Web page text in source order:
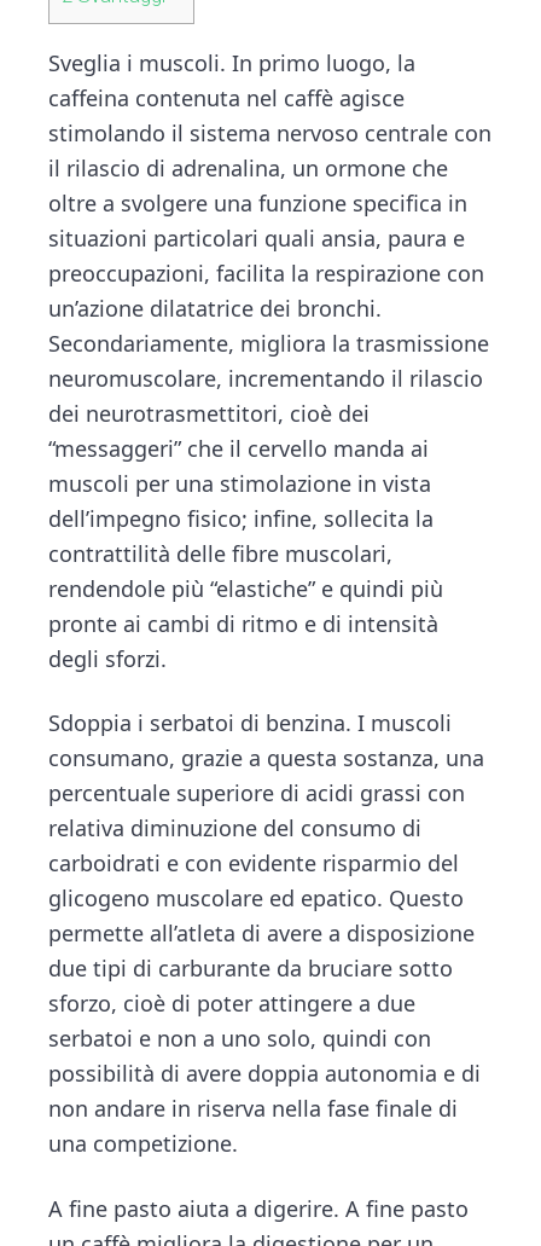
Sveglia i muscoli. In primo luogo, la
caffeina contenuta nel caffè agisce
stimolando il sistema nervoso centrale con
il rilascio di adrenalina, un ormone che
oltre a svolgere una funzione specifica in
situazioni particolari quali ansia, paura e
preoccupazioni, facilita la respirazione con
un’azione dilatatrice dei bronchi.
Secondariamente, migliora la trasmissione
neuromuscolare, incrementando il rilascio
dei neurotrasmettitori, cioè dei
“messaggeri” che il cervello manda ai
muscoli per una stimolazione in vista
dell’impegno fisico; infine, sollecita la
contrattilità delle fibre muscolari,
rendendole più “elastiche” e quindi più
pronte ai cambi di ritmo e di intensità
degli sforzi.
Sdoppia i serbatoi di benzina. I muscoli
consumano, grazie a questa sostanza, una
percentuale superiore di acidi grassi con
relativa diminuzione del consumo di
carboidrati e con evidente risparmio del
glicogeno muscolare ed epatico. Questo
permette all’atleta di avere a disposizione
due tipi di carburante da bruciare sotto
sforzo, cioè di poter attingere a due
serbatoi e non a uno solo, quindi con
possibilità di avere doppia autonomia e di
non andare in riserva nella fase finale di
una competizione.
A fine pasto aiuta a digerire. A fine pasto